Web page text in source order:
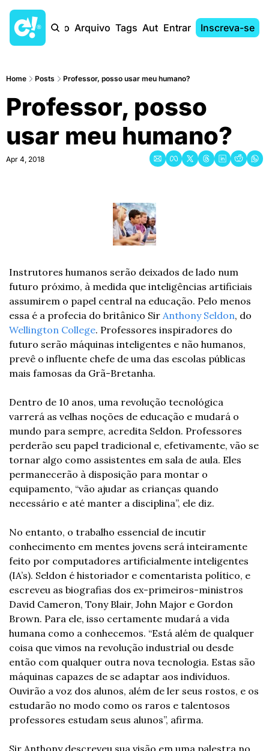
Início Arquivo Tags AutoresEntrar Inscreva-se
Home Posts Professor, posso usar meu humano?
Professor, posso
usar meu humano?
Apr 4, 2018
Instrutores humanos serão deixados de lado num
futuro próximo, à medida que inteligências artificiais
assumirem o papel central na educação. Pelo menos
essa é a profecia do britânico Sir Anthony Seldon
Wellington College. Professores inspiradores do
futuro serão máquinas inteligentes e não humanos,
prevê o influente chefe de uma das escolas públicas
mais famosas da Grã-Bretanha.
Dentro de 10 anos, uma revolução tecnológica
varrerá as velhas noções de educação e mudará o
mundo para sempre, acredita Seldon. Professores
perderão seu papel tradicional e, efetivamente, vão se
tornar algo como assistentes em sala de aula. Eles
permanecerão à disposição para montar o
equipamento, “vão ajudar as crianças quando
necessário e até manter a disciplina”, ele diz.
No entanto, o trabalho essencial de incutir
conhecimento em mentes jovens será inteiramente
feito por computadores artificialmente inteligentes
(IA’s). Seldon é historiador e comentarista político, e
escreveu as biografias dos ex-primeiros-ministros
David Cameron, Tony Blair, John Major e Gordon
Brown. Para ele, isso certamente mudará a vida
humana como a conhecemos. “Está além de qualquer
coisa que vimos na revolução industrial ou desde
então com qualquer outra nova tecnologia. Estas são
máquinas capazes de se adaptar aos indivíduos.
Ouvirão a voz dos alunos, além de ler seus rostos, e os
estudarão no modo como os raros e talentosos
professores estudam seus alunos”, afirma.